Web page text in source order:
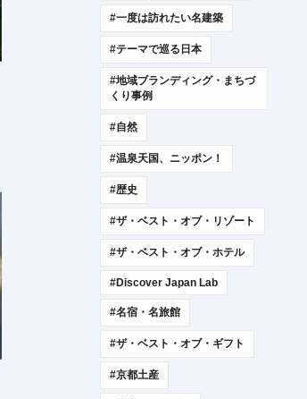
#一度は訪れたい名建築
#テーマで巡る日本
#地域ブランディング・まちづ
くり事例
#自然
#温泉天国、ニッポン！
#歴史
#ザ・ベスト・オブ・リゾート
#ザ・ベスト・オブ・ホテル
#Discover Japan Lab
#名宿・名旅館
#ザ・ベスト・オブ・ギフト
#京都土産